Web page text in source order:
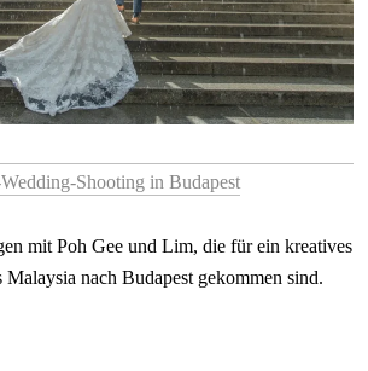
Shooting in Budapest
mit Poh Gee und Lim, die für ein kreatives
Malaysia nach Budapest gekommen sind.